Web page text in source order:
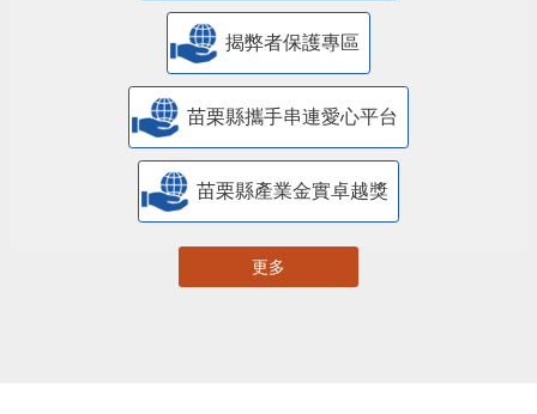
揭弊者保護專區
苗栗縣攜手串連愛心平台
苗栗縣產業金實卓越獎
更多